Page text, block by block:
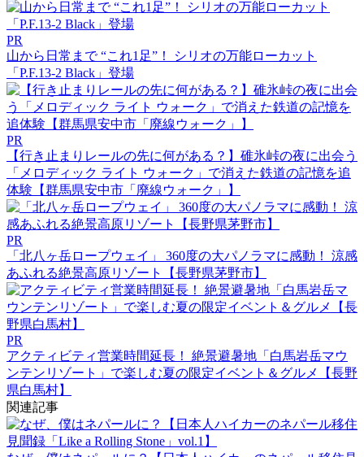
PR
山から日常まで “これ1足”！ シリオの万能ローカット
「P.F.13-2 Black」登場
PR
【行き止まりレールの先に何がある？】碓氷峠の夜に出会う
「メロディック ライト ウォーク」で消えた鉄道の記憶を追
体験【群馬県安中市「廃線ウォーク」】
PR
「北八ヶ岳ロープウェイ」 360度の大パノラマに感動！ 涼感
あふれる絶景高原リゾート【長野県茅野市】
PR
アクティビティ営業時間延長！ 絶景避暑地「白馬岩岳マウ
ンテンリゾート」で楽しむ夏の限定イベント＆グルメ【長野
県白馬村】
関連記事